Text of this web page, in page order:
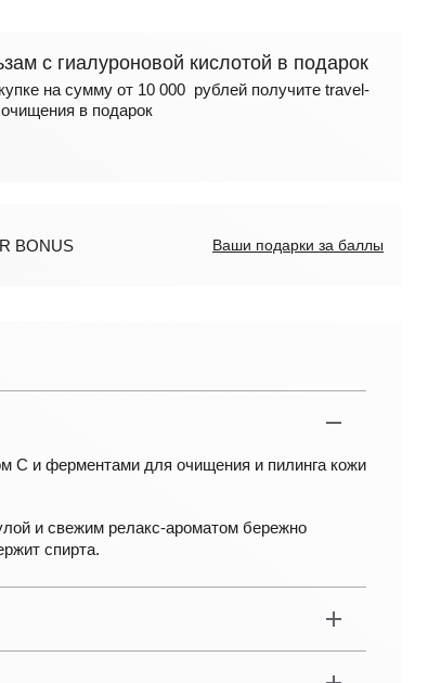
с гиалуроновой кислотой в подарок
на сумму от 10 000 рублей получите travel-
в подарок
BONUS Ваши подарки за баллы
С и ферментами для очищения и пилинга кожи
и свежим релакс-ароматом бережно
спирта.